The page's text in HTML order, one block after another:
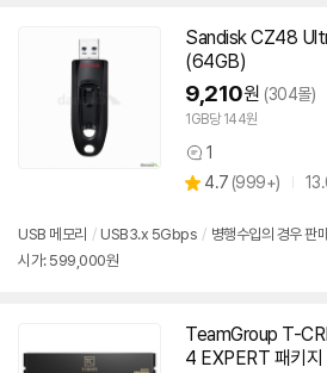
Sandisk CZ48
(64GB)
9,210원 (304몰)
1GB당 144원
상
품
1
별
4.7 (상
리
999+)
USB 메모리 / USB3.x 5Gbps / 병행수입의 경우 판
시가: 599,000원
TeamGroup T-
4 EXPERT 패키지